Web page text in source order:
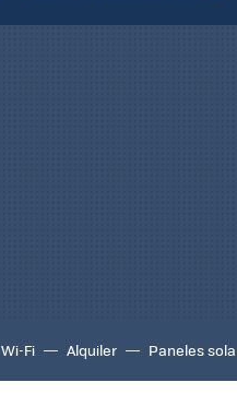
Wi-Fi Alquiler Paneles